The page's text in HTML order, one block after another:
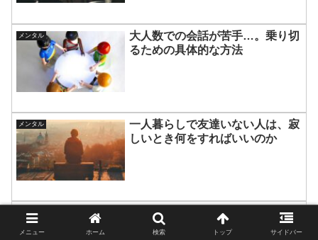
メンタル
大人数での会話が苦手…。乗り切
るための具体的な方法
メンタル
一人暮らしで友達いない人は、寂
しいとき何をすればいいのか
メンタル
復縁したくないけど気になるのは
どんな心理状態なのか
メニュー ホーム 検索 トップ サイドバー